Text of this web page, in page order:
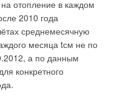
отопление в каждом
2010 года
среднемесячную
месяца tсм не по
а по данным
конкретного
даёт реальную
как
Уведомления отключены